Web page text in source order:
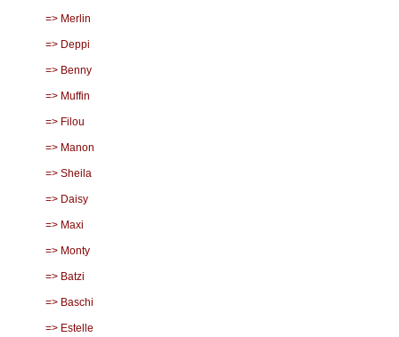
=> Merlin
=> Deppi
=> Benny
=> Muffin
=> Filou
=> Manon
=> Sheila
=> Daisy
=> Maxi
=> Monty
=> Batzi
=> Baschi
=> Estelle